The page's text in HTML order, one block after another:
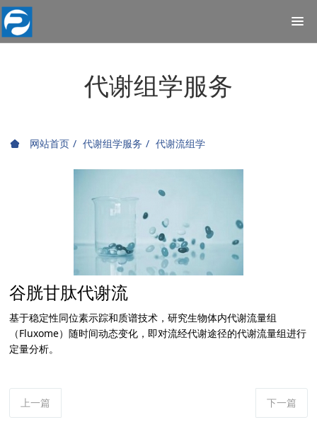
代谢组学服务
网站首页 代谢组学服务 代谢流组学
谷胱甘肽代谢流
基于稳定性同位素示踪和质谱技术，研究生物体内代谢流量组
（Fluxome）随时间动态变化，即对流经代谢途径的代谢流量组进行
定量分析。
上一篇 下一篇